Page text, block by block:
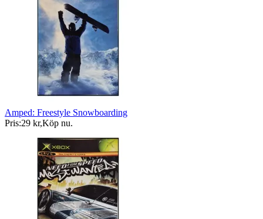
Amped: Freestyle Snowboarding
Pris:29 kr,Köp nu.